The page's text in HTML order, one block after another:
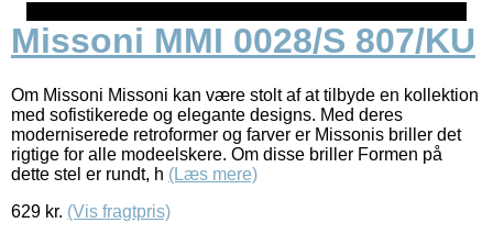
Missoni MMI 0028/S 807/KU
Om Missoni Missoni kan være stolt af at tilbyde en kollektion
med sofistikerede og elegante designs. Med deres
moderniserede retroformer og farver er Missonis briller det
rigtige for alle modeelskere. Om disse briller Formen på
dette stel er rundt, h (Læs mere)
629 kr. (Vis fragtpris)